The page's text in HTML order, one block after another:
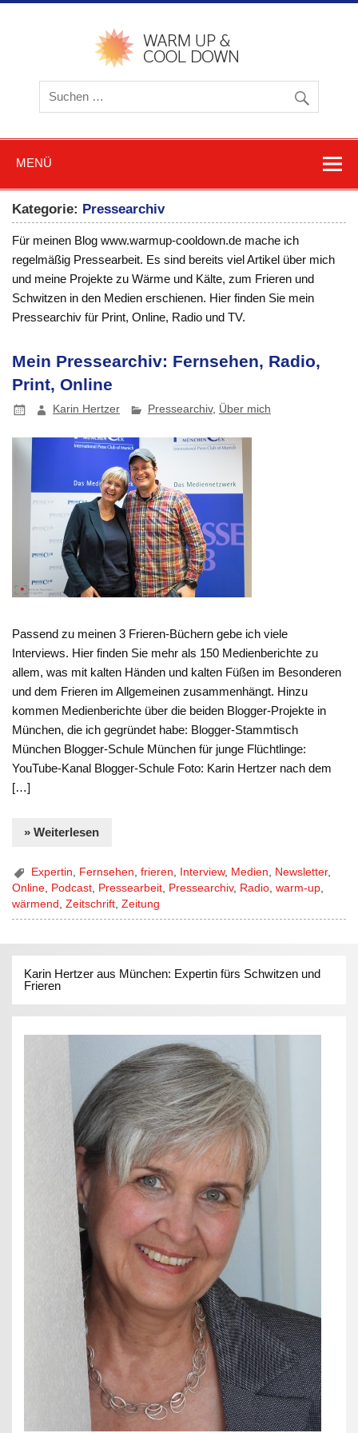
Zum
Blog
und
MENÜ
Kategorie: Pressearchiv
Für meinen Blog www.warmup-cooldown.de mache ich
regelmäßig Pressearbeit. Es sind bereits viel Artikel über mich
und meine Projekte zu Wärme und Kälte, zum Frieren und
Schwitzen in den Medien erschienen. Hier finden Sie mein
Pressearchiv für Print, Online, Radio und TV.
Mein Pressearchiv: Fernsehen, Radio,
Print, Online
Karin Hertzer Pressearchiv, Über mich
Passend zu meinen 3 Frieren-Büchern gebe ich viele
Interviews. Hier finden Sie mehr als 150 Medienberichte zu
allem, was mit kalten Händen und kalten Füßen im Besonderen
und dem Frieren im Allgemeinen zusammenhängt. Hinzu
kommen Medienberichte über die beiden Blogger-Projekte in
München, die ich gegründet habe: Blogger-Stammtisch
München Blogger-Schule München für junge Flüchtlinge:
YouTube-Kanal Blogger-Schule Foto: Karin Hertzer nach dem
[…]
» Weiterlesen
Expertin Fernsehen ,frieren Interview, Medien Newsletter,
Online, Podcast, Pressearbeit, Pressearchiv, Radio,warm-up,
wärmend ,Zeitschrift,Zeitung
Karin Hertzer aus München: Expertin fürs Schwitzen und
Frieren